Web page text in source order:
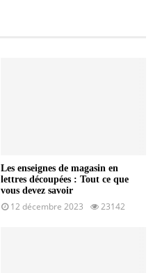
Les enseignes de magasin en
lettres découpées : Tout ce que
vous devez savoir
12 décembre 2023 23142